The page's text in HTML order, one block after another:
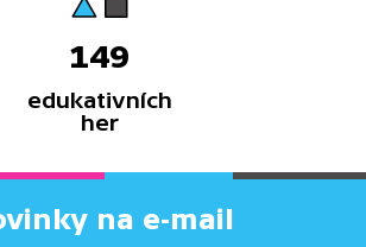
149
edukativních
her
na e-mail